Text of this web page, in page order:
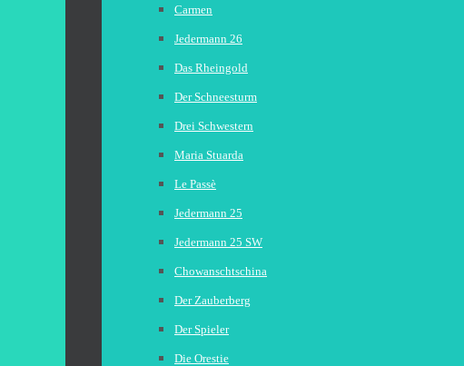
Carmen
Jedermann 26
Das Rheingold
Der Schneesturm
Drei Schwestern
Maria Stuarda
Le Passè
Jedermann 25
Jedermann 25 SW
Chowanschtschina
Der Zauberberg
Der Spieler
Die Orestie